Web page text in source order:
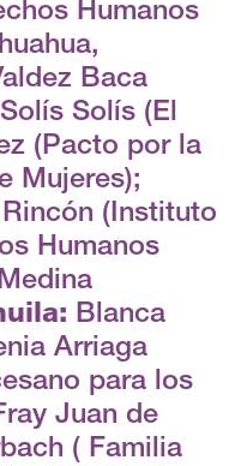
Humanos
Baca
Solís (El
(Pacto por la
Mujeres);
(Instituto
Humanos
Blanca
Arriaga
para los
Juan de
( Familia